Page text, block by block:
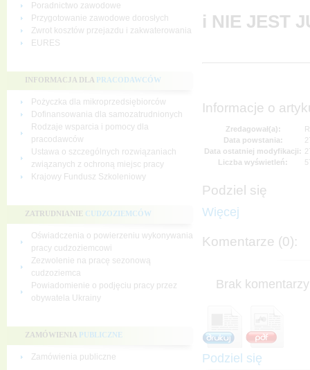
Poradnictwo zawodowe
Przygotowanie zawodowe dorosłych
Zwrot kosztów przejazdu i zakwaterowania
EURES
INFORMACJA DLA PRACODAWCÓW
Pożyczka dla mikroprzedsiębiorców
Dofinansowania dla samozatrudnionych
Rodzaje wsparcia i pomocy dla
pracodawców
Ustawa o szczególnych rozwiązaniach
związanych z ochroną miejsc pracy
Krajowy Fundusz Szkoleniowy
ZATRUDNIANIE CUDZOZIEMCÓW
Oświadczenia o powierzeniu wykonywania
pracy cudzoziemcowi
Zezwolenie na pracę sezonową
cudzoziemca
Powiadomienie o podjęciu pracy przez
obywatela Ukrainy
ZAMÓWIENIA PUBLICZNE
Zamówienia publiczne
i NIE JEST
Informacje o
Zredagował(a):
Data powstania:
Data ostatniej modyfikacji:
Liczba wyświetleń:
Podziel się
Więcej
Komentarze (0):
Brak
Podziel się